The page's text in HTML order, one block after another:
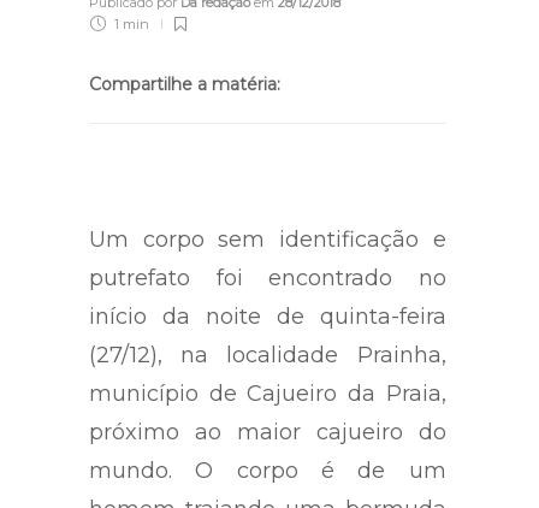
Publicado porDa redação
Compartilhe a matéria:
Um corpo sem identificação e
putrefato foi encontrado no
início da noite de quinta-feira
(27/12), na localidade Prainha,
município de Cajueiro da Praia,
próximo ao maior cajueiro do
mundo. O corpo é de um